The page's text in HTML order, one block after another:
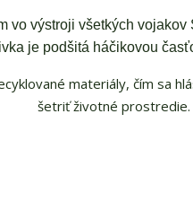
vo výstroji všetkých
je podšitá háčikovou
materiály, čím sa
šetriť životné prostredie.